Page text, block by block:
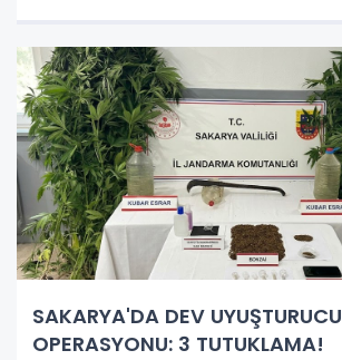
SAKARYA'DA DEV UYUŞTURUCU
OPERASYONU: 3 TUTUKLAMA!